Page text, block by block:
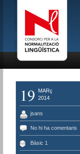
19
MARç
2014
jsans
No hi ha comentaris
Bàsic 1